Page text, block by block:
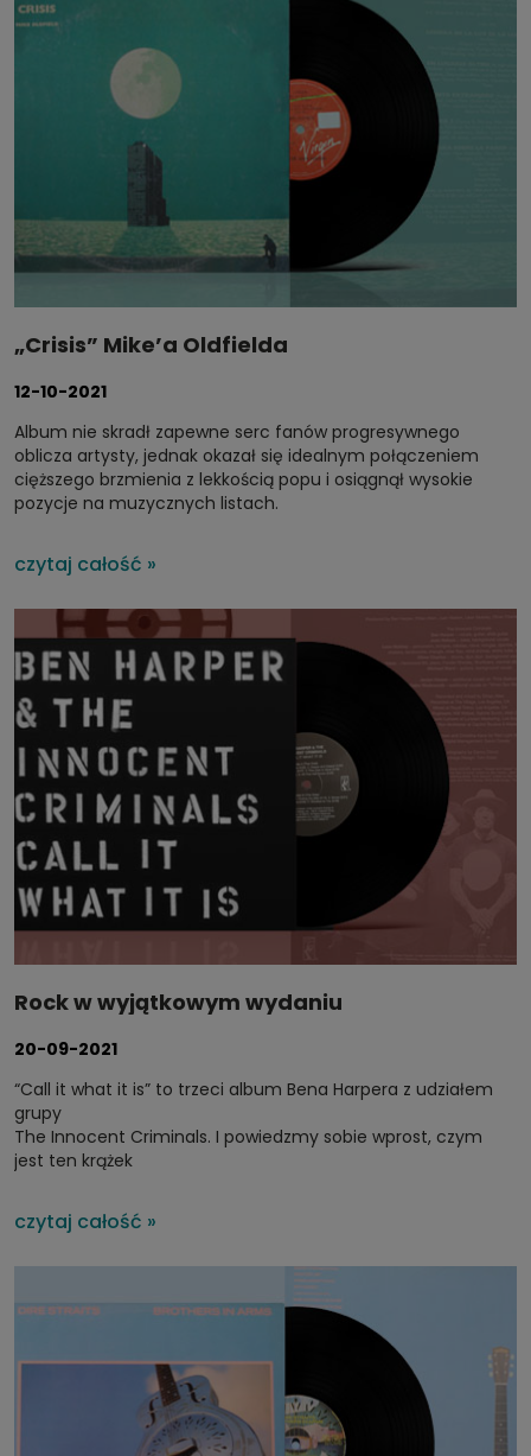
„Crisis” Mike’a Oldfielda
12-10-2021
Album nie skradł zapewne serc fanów progresywnego
oblicza artysty, jednak okazał się idealnym połączeniem
cięższego brzmienia z lekkością popu i osiągnął wysokie
pozycje na muzycznych listach.
czytaj całość »
Rock w wyjątkowym wydaniu
20-09-2021
“Call it what it is” to trzeci album Bena Harpera z udziałem
grupy
The Innocent Criminals. I powiedzmy sobie wprost, czym
jest ten krążek
czytaj całość »